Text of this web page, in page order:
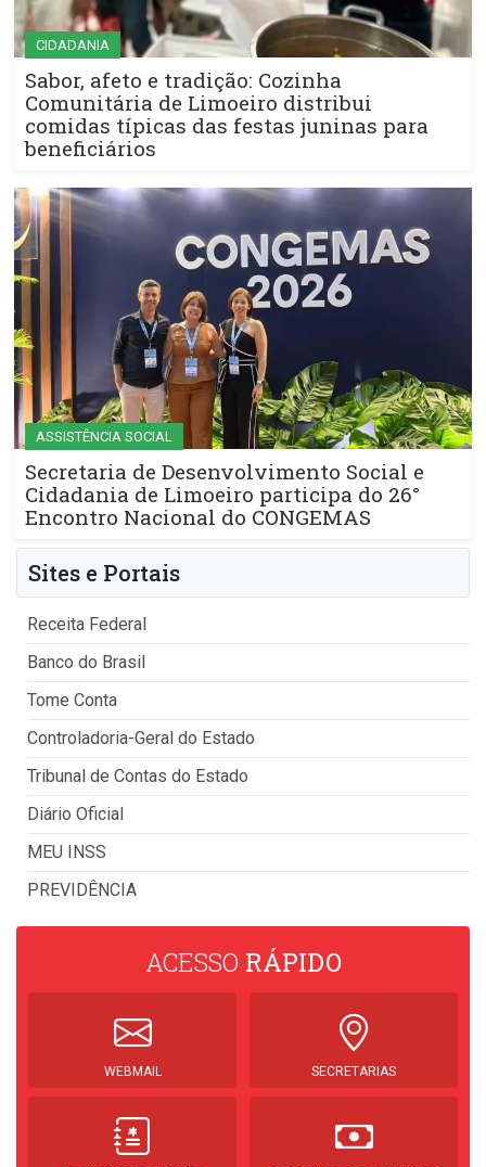
CIDADANIA
Sabor, afeto e tradição: Cozinha
Comunitária de Limoeiro distribui
comidas típicas das festas juninas para
beneficiários
ASSISTÊNCIA SOCIAL
Secretaria de Desenvolvimento Social e
Cidadania de Limoeiro participa do 26°
Encontro Nacional do CONGEMAS
Sites e Portais
Receita Federal
Banco do Brasil
Tome Conta
Controladoria-Geral do Estado
Tribunal de Contas do Estado
Diário Oficial
MEU INSS
PREVIDÊNCIA
ACESSO RÁPIDO
WEBMAIL SECRETARIAS